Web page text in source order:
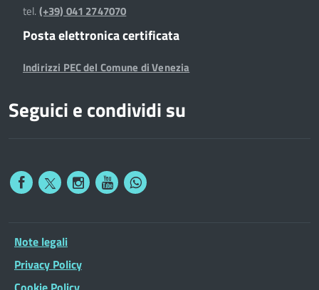
tel.(+39) 041 2747070
Posta elettronica certificata
Indirizzi PEC del Comune di Venezia
Seguici e condividi su
Note legali
Privacy Policy